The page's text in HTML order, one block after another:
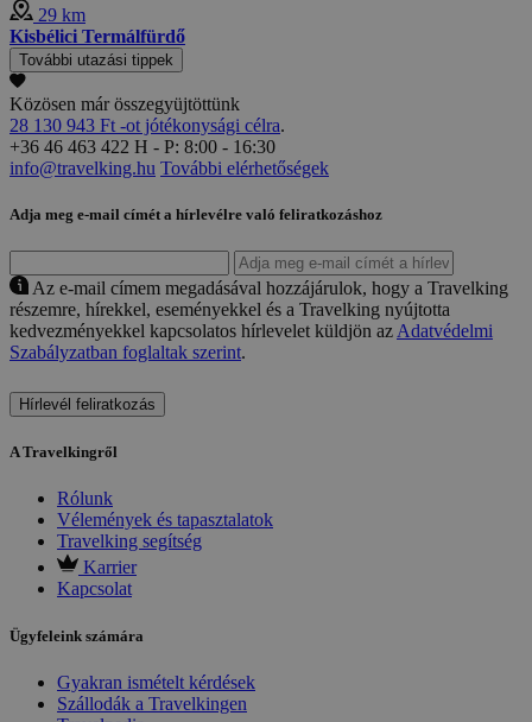
29 km
Kisbélici Termálfürdő
További utazási tippek
Közösen már összegyüjtöttünk
28 130 943 Ft -ot jótékonysági célra.
+36 46 463 422 H - P: 8:00 - 16:30
info@travelking.hu További elérhetőségek
Adja meg e-mail címét a hírlevélre való feliratkozáshoz
Az e-mail címem megadásával hozzájárulok, hogy a Travelking
részemre, hírekkel, eseményekkel és a Travelking nyújtotta
kedvezményekkel kapcsolatos hírlevelet küldjön az Adatvédelmi
Szabályzatban foglaltak szerint.
Hírlevél feliratkozás
A Travelkingről
Rólunk
Vélemények és tapasztalatok
Travelking segítség
Karrier
Kapcsolat
Ügyfeleink számára
Gyakran ismételt kérdések
Szállodák a Travelkingen